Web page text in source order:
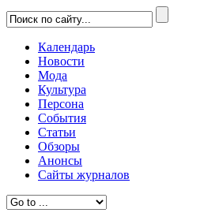
Календарь
Новости
Мода
Культура
Персона
События
Статьи
Обзоры
Анонсы
Сайты журналов